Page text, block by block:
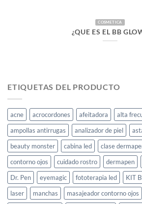
COSMETICA
¿QUE ES EL BB
ETIQUETAS DEL PRODUCTO
acne acrocordones afeitadora
alta
ampollas antirrugas
analizador de piel
beauty monster
cabina led clase
contorno ojos
cuidado rostro dermapen
Dr. Pen
eyemagic fototerapia led KIT
laser
manchas masajeador contorno ojos